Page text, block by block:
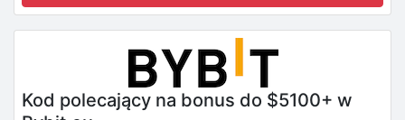
Kod polecający na bonus do $5100+ w